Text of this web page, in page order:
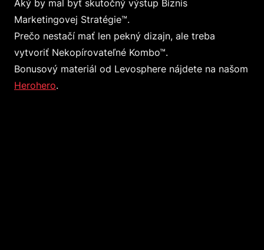
Aký by mal byť skutočný výstup Biznis
Marketingovej Stratégie™.
Prečo nestačí mať len pekný dizajn, ale treba
vytvoriť Nekopírovateľné Kombo™.
Bonusový materiál od Levosphere nájdete na našom
Herohero.